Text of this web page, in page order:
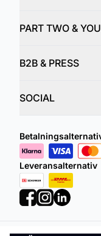
PART TWO &
B2B & PRESS
SOCIAL
Leveransalternativ